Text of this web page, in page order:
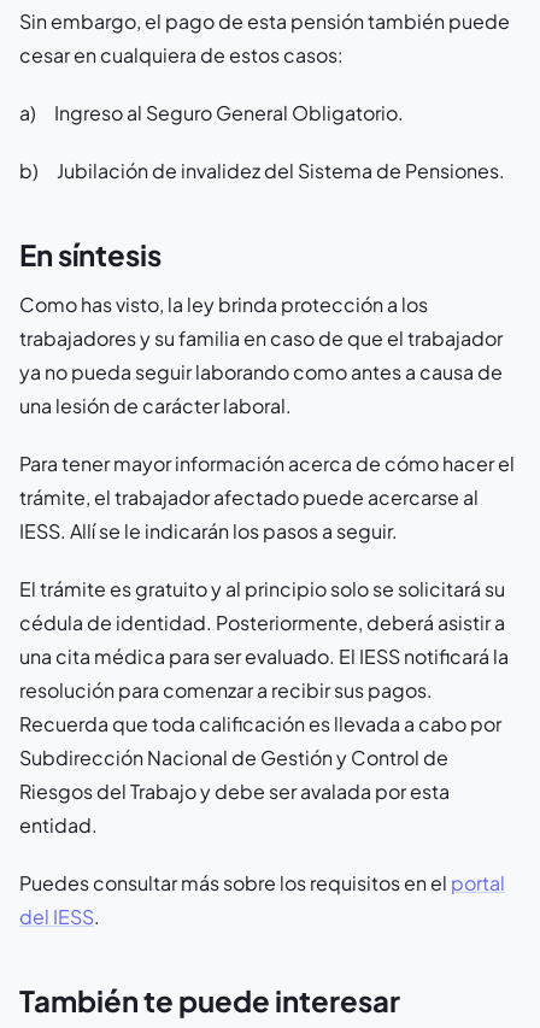
Sin embargo, el pago de esta pensión también puede
cesar en cualquiera de estos casos:
a) Ingreso al Seguro General Obligatorio.
b) Jubilación de invalidez del Sistema de Pensiones.
En síntesis
Como has visto, la ley brinda protección a los
trabajadores y su familia en caso de que el trabajador
ya no pueda seguir laborando como antes a causa de
una lesión de carácter laboral.
Para tener mayor información acerca de cómo hacer el
trámite, el trabajador afectado puede acercarse al
IESS. Allí se le indicarán los pasos a seguir.
El trámite es gratuito y al principio solo se solicitará su
cédula de identidad. Posteriormente, deberá asistir a
una cita médica para ser evaluado. El IESS notificará la
resolución para comenzar a recibir sus pagos.
Recuerda que toda calificación es llevada a cabo por
Subdirección Nacional de Gestión y Control de
Riesgos del Trabajo y debe ser avalada por esta
entidad.
Puedes consultar más sobre los requisitos en el portal
del IESS.
También te puede interesar